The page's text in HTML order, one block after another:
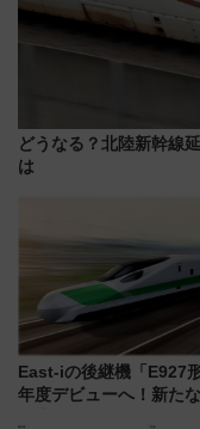
どうなる？北陸新幹線
は
East-iの後継機「E927
年度デビューへ！新た